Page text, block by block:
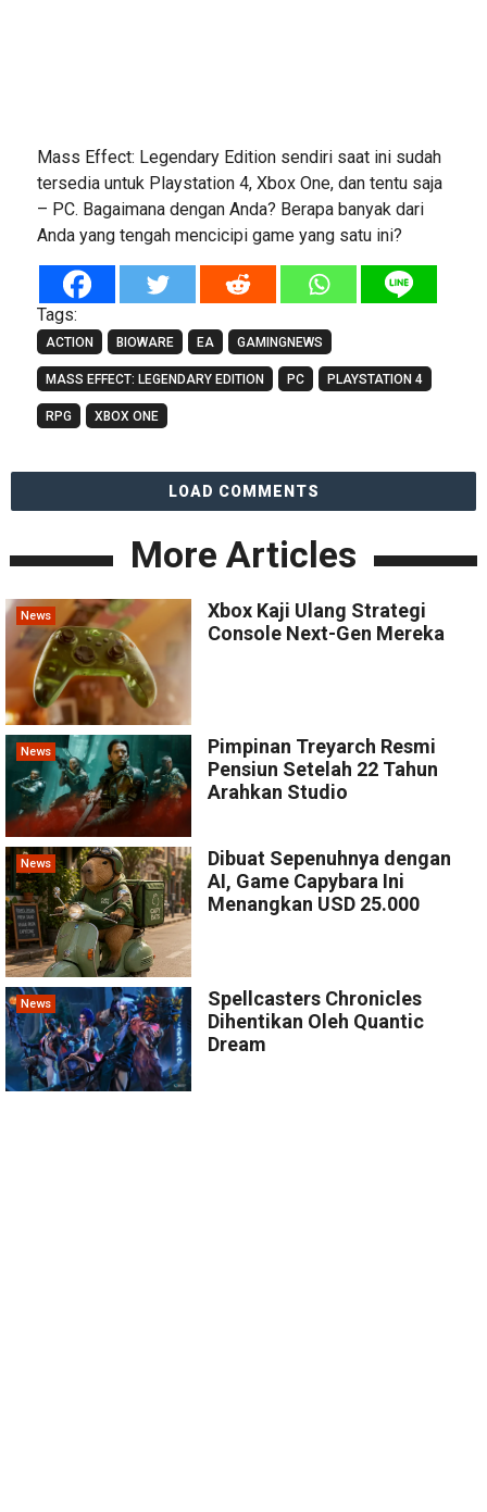
Mass Effect: Legendary Edition sendiri saat ini sudah
tersedia untuk Playstation 4, Xbox One, dan tentu saja
– PC. Bagaimana dengan Anda? Berapa banyak dari
Anda yang tengah mencicipi game yang satu ini?
Tags:
ACTION BIOWARE EA GAMINGNEWS
MASS EFFECT: LEGENDARY EDITION PC PLAYSTATION 4
RPG XBOX ONE
LOAD COMMENTS
More Articles
News
Xbox Kaji Ulang Strategi
Console Next-Gen Mereka
News
Pimpinan Treyarch Resmi
Pensiun Setelah 22 Tahun
Arahkan Studio
News
Dibuat Sepenuhnya dengan
AI, Game Capybara Ini
Menangkan USD 25.000
News
Spellcasters Chronicles
Dihentikan Oleh Quantic
Dream